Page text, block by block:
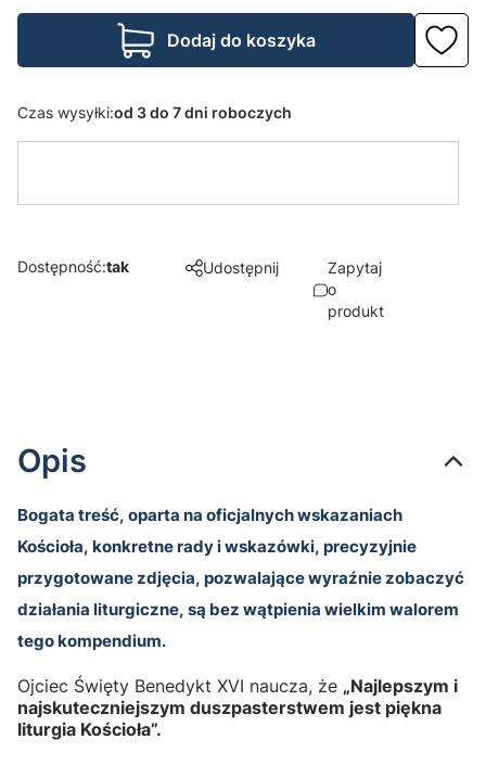
Dodaj do koszyka
Czas wysyłki:od 3 do 7 dni roboczych
Dostępność:tak Udostępnij
Zapytaj
o
produkt
Opis
Bogata treść, oparta na oficjalnych wskazaniach
Kościoła, konkretne rady i wskazówki, precyzyjnie
przygotowane zdjęcia, pozwalające wyraźnie zobaczyć
działania liturgiczne, są bez wątpienia wielkim walorem
tego kompendium.
Ojciec Święty Benedykt XVI naucza, że „Najlepszym i
najskuteczniejszym duszpasterstwem jest piękna
liturgia Kościoła”.